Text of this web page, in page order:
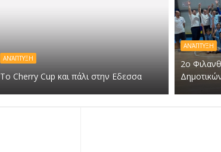
ΑΝΆΠΤΥΞΗ
Το Cherry Cup και πάλι στην Εδεσσα
ΑΝΆΠΤΥΞΗ
2ο